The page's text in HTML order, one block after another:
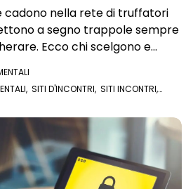
cadono nella rete di truffatori
a segno trappole sempre
Ecco chi scelgono e
, SITI D'INCONTRI, SITI INCONTRI,